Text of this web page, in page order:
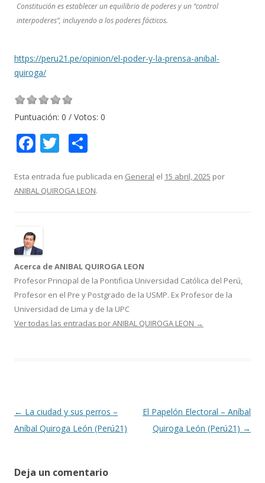
Constitución es establecer un equilibrio de poderes y un “control
interpoderes”, incluyendo a los poderes fácticos.
https://peru21.pe/opinion/el-poder-y-la-prensa-anibal-
quiroga/
Puntuación: 0 / Votos: 0
F
ac
e
b
o
k
T
w
itt
er
m
p
Esta entrada fue publicada en General el 15 abril, 2025 por
ANIBAL QUIROGA LEON.
Acerca de ANIBAL QUIROGA LEON
Profesor Principal de la Pontificia Universidad Católica del Perú,
Profesor en el Pre y Postgrado de la USMP. Ex Profesor de la
Universidad de Lima y de la UPC
Ver todas las entradas por ANIBAL QUIROGA LEON →
Navegación
de
← La ciudad y sus perros –
Aníbal Quiroga León (Perú21)
El Papelón Electoral – Aníbal
Quiroga León (Perú21) →
Deja un comentario